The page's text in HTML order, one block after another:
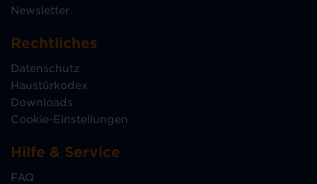
Newsletter
Rechtliches
Datenschutz
Haustürkodex
Downloads
Cookie-Einstellungen
Hilfe & Service
FAQ